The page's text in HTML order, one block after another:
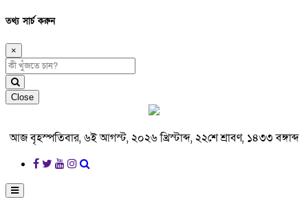
তথ্য সার্চ করুন
×
Close
আজ বৃহস্পতিবার, ৬ই আগস্ট, ২০২৬ খ্রিস্টাব্দ, ২২শে শ্রাবণ, ১৪৩৩ বঙ্গাব্দ